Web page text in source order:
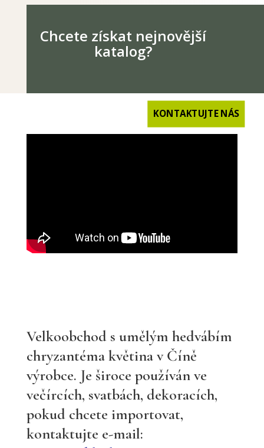
Chcete získat nejnovější
katalog?
KONTAKTUJTE NÁS
Velkoobchod s umělým hedvábím
chryzantéma květina v Číně
výrobce. Je široce používán ve
večírcích, svatbách, dekoracích,
pokud chcete importovat,
kontaktujte e-mail: